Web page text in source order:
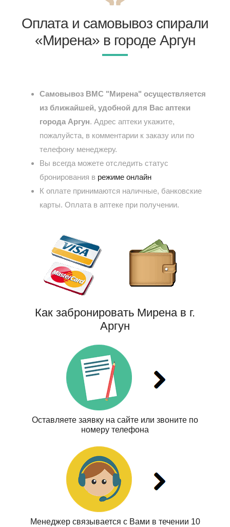
Оплата и самовывоз спирали
«Мирена» в городе Аргун
Самовывоз ВМС "Мирена" осуществляется
из ближайшей, удобной для Вас аптеки
города Аргун. Адрес аптеки укажите,
пожалуйста, в комментарии к заказу или по
телефону менеджеру.
Вы всегда можете отследить статус
бронирования в режиме онлайн
К оплате принимаются наличные, банковские
карты. Оплата в аптеке при получении.
Как забронировать Мирена в г.
Аргун
Оставляете заявку на сайте или звоните по
номеру телефона
Менеджер связывается с Вами в течении 10